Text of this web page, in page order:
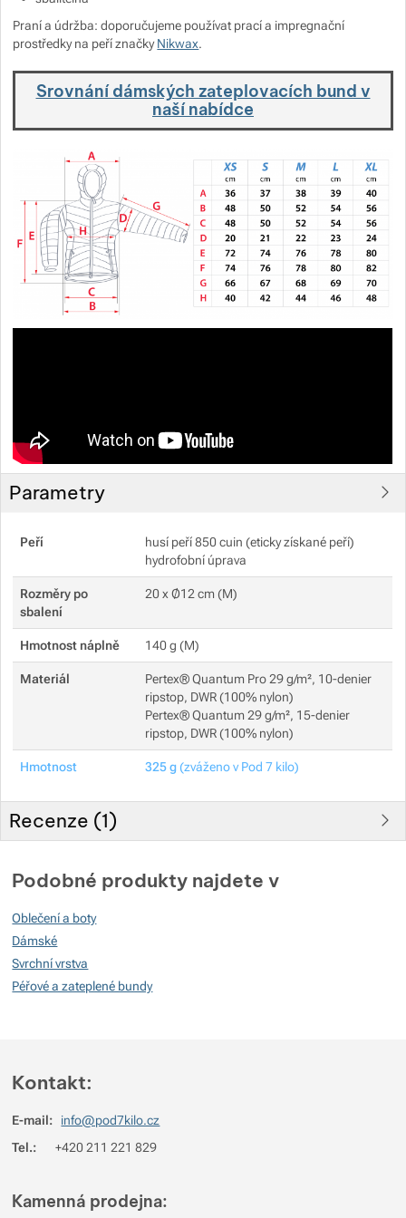
Praní a údržba: doporučujeme používat prací a impregnační
prostředky na peří značkyNikwax.
Srovnání dámských zateplovacích bund v
naší nabídce
Parametry
Peří
husí peří 850 cuin (eticky získané peří)
hydrofobní úprava
Rozměry po
sbalení
20 x Ø12 cm (M)
Hmotnost náplně 140 g (M)
Materiál
Pertex® Quantum Pro 29 g/m², 10-denier
ripstop, DWR (100% nylon)
Pertex® Quantum 29 g/m², 15-denier
ripstop, DWR (100% nylon)
Hmotnost 325 g(zváženo v Pod 7 kilo)
Recenze (1)
100%
Hodnocení(Jak funguje hodnocení
Recenzí s hodnocením
0%
Recenzí s hodnocením
0%
Pro vkládání recenzí je nutné se přihlásit.
Podobné produkty najdete v
Oblečení a boty
Dámské
Svrchní vrstva
Péřové a zateplené bundy
Kontakt:
E-mail:
info@pod7kilo.cz
Tel.: +420 211 221 829
Kamenná prodejna: